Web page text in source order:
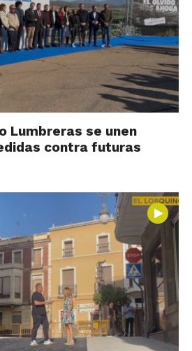
Lumbreras se unen
contra futuras